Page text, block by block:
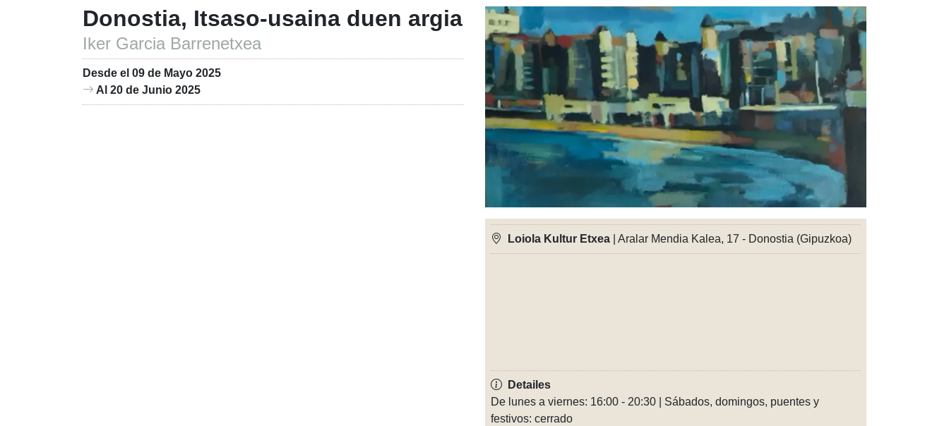
Donostia, Itsaso-usaina duen argia
Iker Garcia Barrenetxea
Desde el 09 de Mayo 2025
Al 20 de Junio 2025
Loiola Kultur Etxea | Aralar Mendia Kalea, 17 - Donostia (Gipuzkoa)
Detailes
De lunes a viernes: 16:00 - 20:30 | Sábados, domingos, puentes y
festivos: cerrado